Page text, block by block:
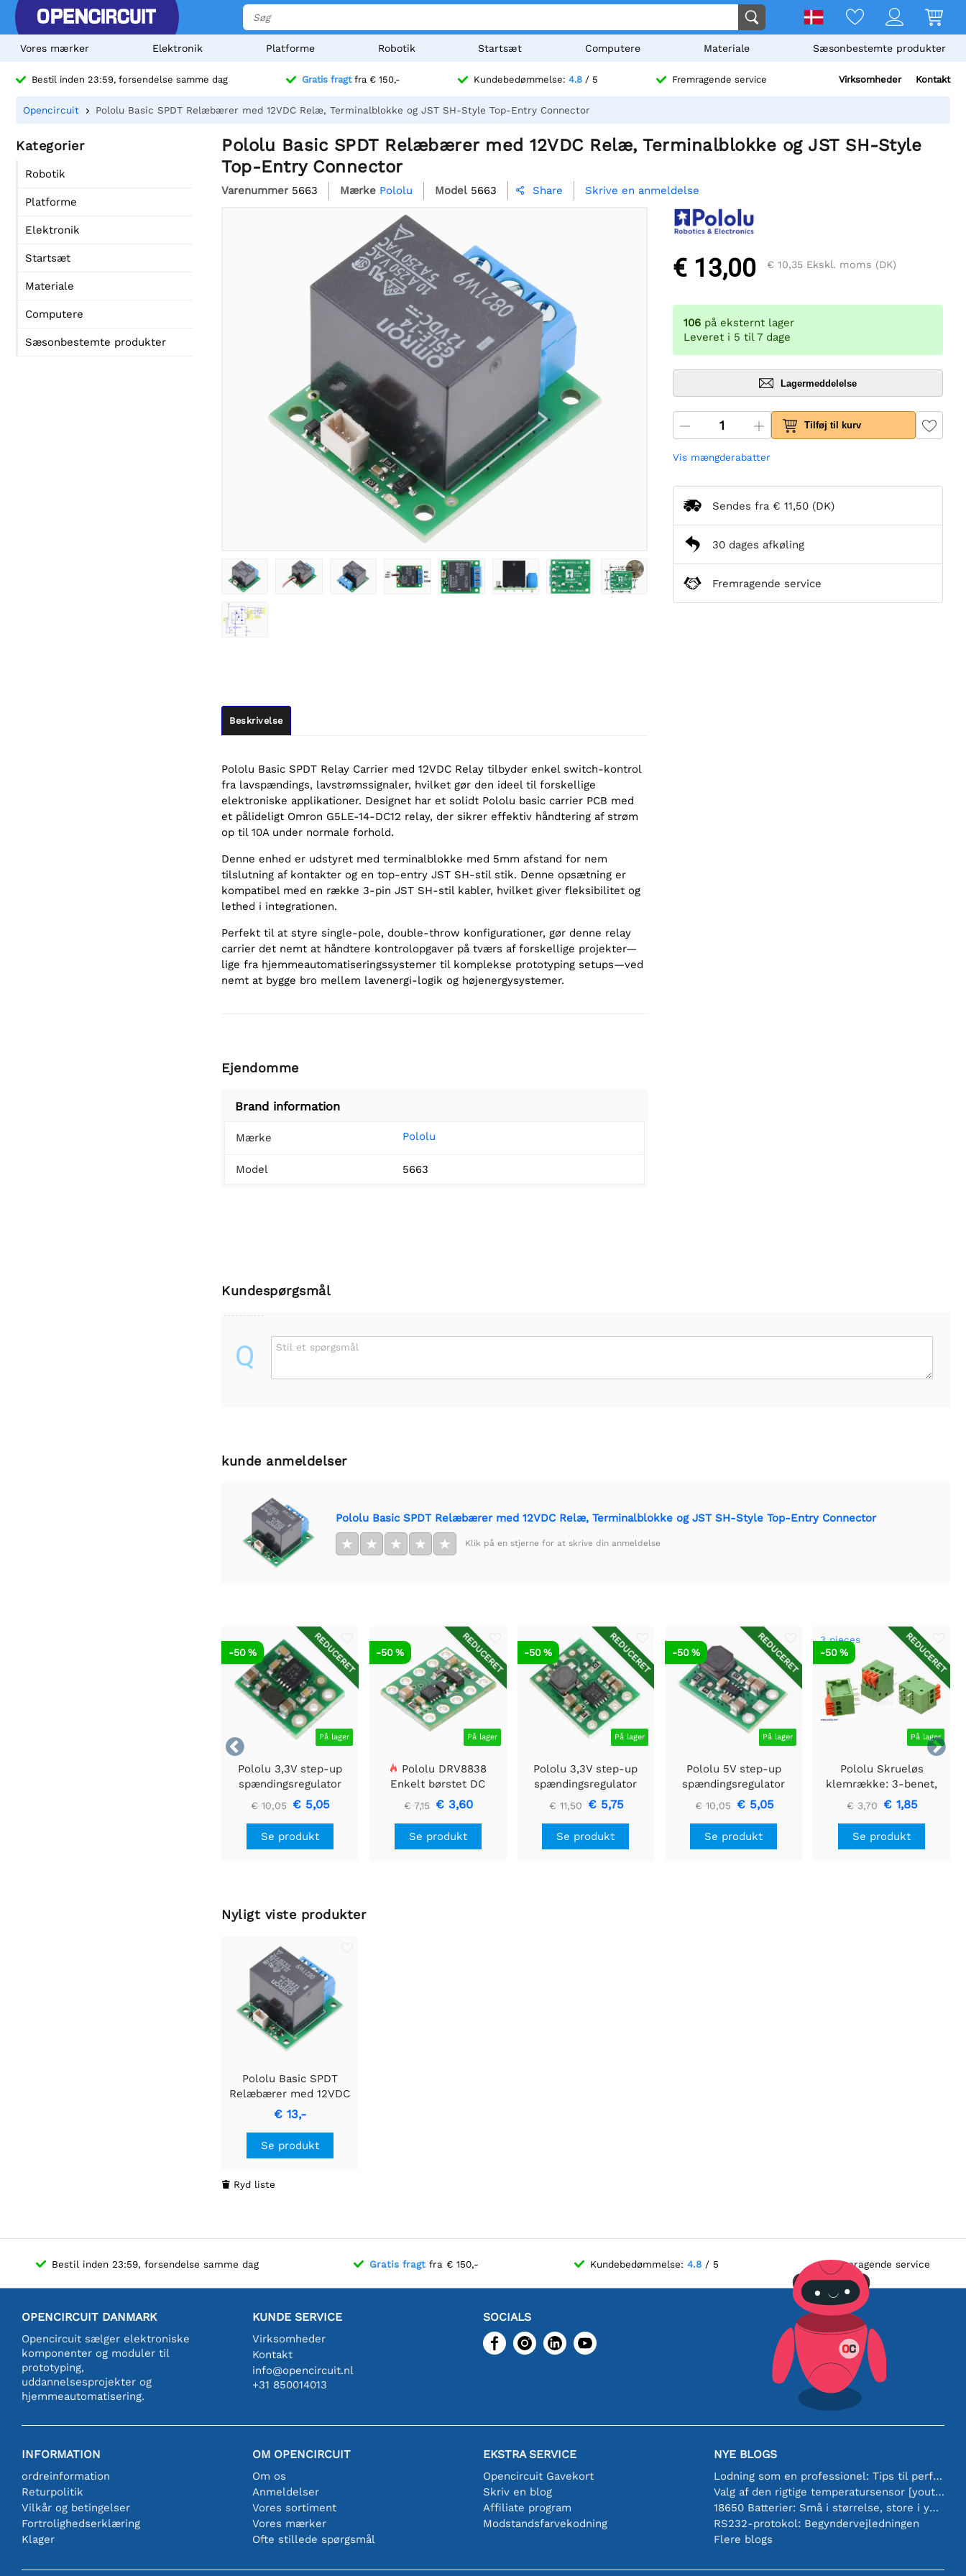
Vores mærker Elektronik Platforme Robotik Startsæt Computere Materiale Sæsonbestemte produkter
Bestil inden 23:59, forsendelse samme dag Gratis fragtfra € 150,- Kundebedømmelse: 4.8 / 5 Fremragende service Virksomheder Kontakt
Opencircuit Pololu Basic SPDT Relæbærer med 12VDC Relæ, Terminalblokke og JST SH-Style Top-Entry Connector
Kategorier
Robotik
Platforme
Elektronik
Startsæt
Materiale
Computere
Sæsonbestemte produkter
Pololu Basic SPDT Relæbærer med 12VDC Relæ, Terminalblokke og JST SH-Style
Top-Entry Connector
Varenummer 5663 Mærke Pololu Model 5663  Share Skrive en anmeldelse
Beskrivelse
Pololu Basic SPDT Relay Carrier med 12VDC Relay tilbyder enkel switch-kontrol
fra lavspændings, lavstrømssignaler, hvilket gør den ideel til forskellige
elektroniske applikationer. Designet har et solidt Pololu basic carrier PCB med
et pålideligt Omron G5LE-14-DC12 relay, der sikrer effektiv håndtering af strøm
op til 10A under normale forhold.
Denne enhed er udstyret med terminalblokke med 5mm afstand for nem
tilslutning af kontakter og en top-entry JST SH-stil stik. Denne opsætning er
kompatibel med en række 3-pin JST SH-stil kabler, hvilket giver fleksibilitet og
lethed i integrationen.
Perfekt til at styre single-pole, double-throw konfigurationer, gør denne relay
carrier det nemt at håndtere kontrolopgaver på tværs af forskellige projekter—
lige fra hjemmeautomatiseringssystemer til komplekse prototyping setups—ved
nemt at bygge bro mellem lavenergi-logik og højenergysystemer.
Ejendomme
Brand information
Mærke Pololu
Model 5663
€ 13,00 € 10,35 Ekskl. moms (DK)
106 på eksternt lager
Leveret i 5 til 7 dage
Lagermeddelelse
Tilføj til kurv
Vis mængderabatter
Sendes fra € 11,50 (DK)
30 dages afkøling
Fremragende service
Kundespørgsmål
Q Stil et spørgsmål
kunde anmeldelser
Pololu Basic SPDT Relæbærer med 12VDC Relæ, Terminalblokke og JST SH-Style Top-Entry Connector
★ ★ ★ ★ ★ Klik på en stjerne for at skrive din anmeldelse


REDUCERET
På lager
-50 %
Pololu 3,3V step-up
spændingsregulator
U1V10F3
€ 10,05 € 5,05
Se produkt
REDUCERET
På lager
-50 %
Pololu DRV8838
Enkelt børstet DC
Motor Driver Holder
€ 7,15 € 3,60
Se produkt
REDUCERET
På lager
-50 %
Pololu 3,3V step-up
spændingsregulator
U1V11F3
€ 11,50 € 5,75
Se produkt
REDUCERET
På lager
-50 %
Pololu 5V step-up
spændingsregulator
U3V16F5
€ 10,05 € 5,05
Se produkt
REDUCERET
3 pieces
På lager
-50 %
Pololu Skrueløs
klemrække: 3-benet,
0,1" pitch, sideindgang
(3-pack)
€ 3,70 € 1,85
Se produkt
Nyligt viste produkter
Pololu Basic SPDT
Relæbærer med 12VDC
Relæ, Terminalblokke
og JST SH-Style Top-
Entry Connector
€ 13,-
Se produkt
 Ryd liste
Bestil inden 23:59, forsendelse samme dag Gratis fragt fra € 150,- Kundebedømmelse: 4.8/ 5 Fremragende service
OPENCIRCUIT DANMARK
Opencircuit sælger elektroniske
komponenter og moduler til
prototyping,
uddannelsesprojekter og
hjemmeautomatisering.
KUNDE SERVICE
Virksomheder
Kontakt
info@opencircuit.nl
+31 850014013
SOCIALS
INFORMATION
ordreinformation
Returpolitik
Vilkår og betingelser
Fortrolighedserklæring
Klager
OM OPENCIRCUIT
Om os
Anmeldelser
Vores sortiment
Vores mærker
Ofte stillede spørgsmål
EKSTRA SERVICE
Opencircuit Gavekort
Skriv en blog
Affiliate program
Modstandsfarvekodning
NYE BLOGS
Lodning som en professionel: Tips til perfekte elektroniske forbindelser
Valg af den rigtige temperatursensor [youtube]
18650 Batterier: Små i størrelse, store i ydeevne
RS232-protokol: Begyndervejledningen
Flere blogs